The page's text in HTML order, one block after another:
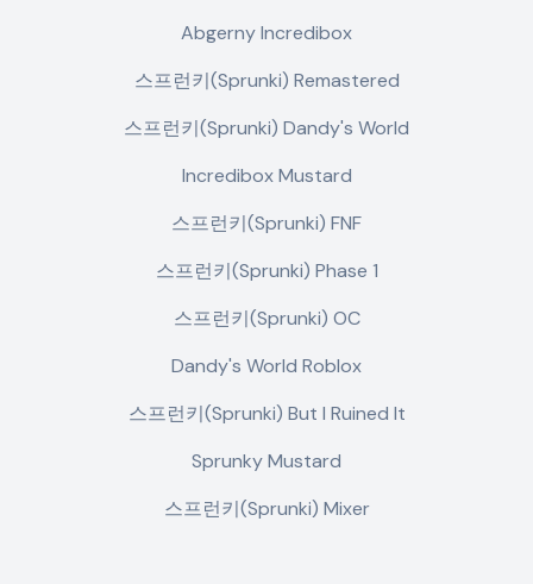
Abgerny Incredibox
스프런키(Sprunki) Remastered
스프런키(Sprunki) Dandy's World
Incredibox Mustard
스프런키(Sprunki) FNF
스프런키(Sprunki) Phase 1
스프런키(Sprunki) OC
Dandy's World Roblox
스프런키(Sprunki) But I Ruined It
Sprunky Mustard
스프런키(Sprunki) Mixer